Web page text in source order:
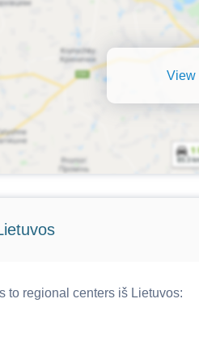
View
to regional centers iš Lietuvos: